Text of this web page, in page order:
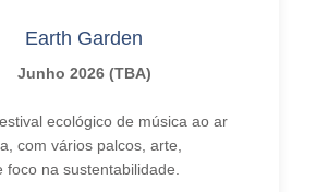
Earth Garden
Junho 2026 (TBA)
ecológico de música ao ar
com vários palcos, arte,
foco na sustentabilidade.